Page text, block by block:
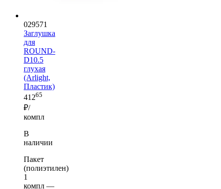
029571
Заглушка
для
ROUND-
D10.5
глухая
(Arlight,
Пластик)
41265
₽/
компл
В
наличии
Пакет
(полиэтилен)
1
компл —